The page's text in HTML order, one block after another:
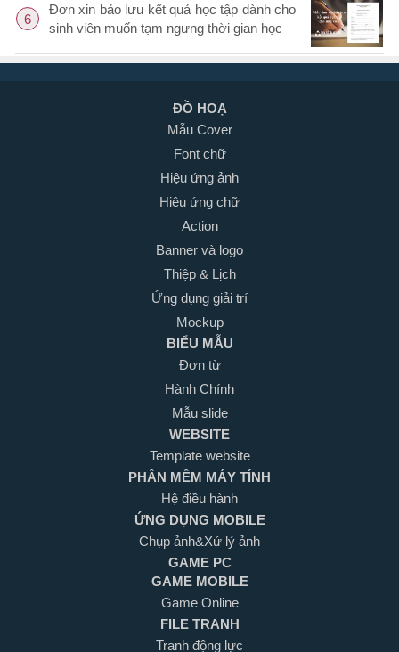
6
Đơn xin bảo lưu kết quả học tập dành cho
sinh viên muốn tạm ngưng thời gian học
ĐỒ HOẠ
Mẫu Cover
Font chữ
Hiệu ứng ảnh
Hiệu ứng chữ
Action
Banner và logo
Thiệp & Lịch
Ứng dụng giải trí
Mockup
BIỂU MẪU
Đơn từ
Hành Chính
Mẫu slide
WEBSITE
Template website
PHẦN MỀM MÁY TÍNH
Hệ điều hành
ỨNG DỤNG MOBILE
Chụp ảnh&Xứ lý ảnh
GAME PC
GAME MOBILE
Game Online
FILE TRANH
Tranh động lực